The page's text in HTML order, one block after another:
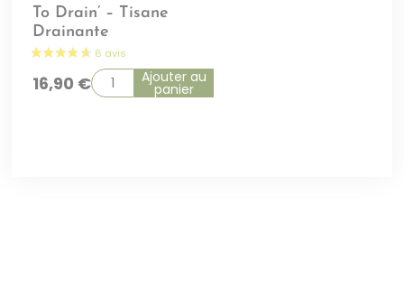
To Drain’ – Tisane
Drainante
16,90 € Ajouter au
panier